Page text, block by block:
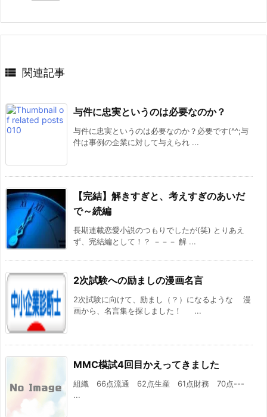
 関連記事
与件に忠実というのは必要なのか？
与件に忠実というのは必要なのか？必要です(^^;与
件は事例の企業に対して与えられ ...
【完結】解きすぎと、考えすぎのあいだ
で～続編
長期連載恋愛小説のつもりでしたが(笑) とりあえ
ず、完結編として！？ －－－ 解 ...
2次試験への励ましの漫画名言
2次試験に向けて、励まし（？）になるような 漫
画から、名言集を探しました！ ...
MMC模試4回目かえってきました
組織 66点流通 62点生産 61点財務 70点---
...